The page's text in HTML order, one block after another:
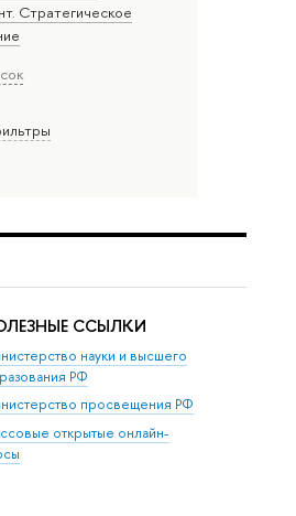
Стратегическое
ССЫЛКИ
науки и высшего
РФ
просвещения РФ
открытые онлайн-